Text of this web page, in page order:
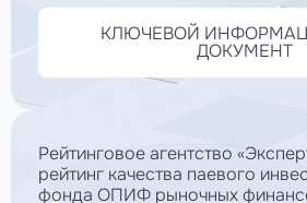
КЛЮЧЕВОЙ
ДОКУМЕНТ
Рейтинговое агентство
рейтинг качества паевого
фонда ОПИФ рыночных